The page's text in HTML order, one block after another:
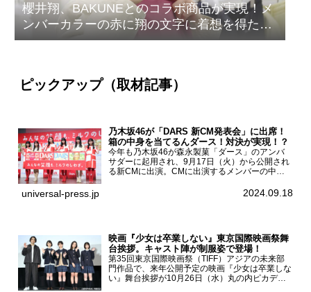
櫻井翔、BAKUNEとのコラボ商品が実現！メ
ンバーカラーの赤に翔の文字に着想を得たデ
ザイン
ピックアップ（取材記事）
乃木坂46が「DARS 新CM発表会」に出席！
箱の中身を当てるんダース！対決が実現！？
今年も乃木坂46が森永製菓「ダース」のアンバ
サダーに起用され、9月17日（火）から公開され
る新CMに出演。CMに出演するメンバーの中か
一ノ瀬美空、菅原咲月が都内にて開催された
universal-press.jp 2024.09.18
映画『少女は卒業しない』東京国際映画祭舞
台挨拶。キャスト陣が制服姿で登場！
第35回東京国際映画祭（TIFF）アジアの未来部
門作品で、来年公開予定の映画『少女は卒業しな
い』舞台挨拶が10月26日（水）丸の内ピカデリ